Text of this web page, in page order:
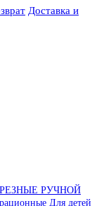
Доставка и
РЕЗНЫЕ РУЧНОЙ
Для детей